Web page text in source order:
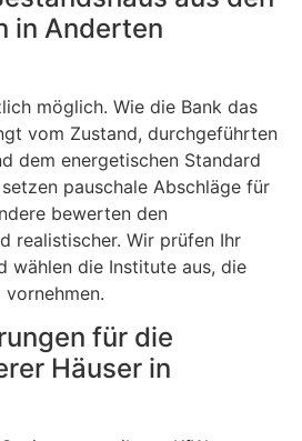
in Anderten
möglich. Wie die Bank das
vom Zustand, durchgeführten
dem energetischen Standard
pauschale Abschläge für
bewerten den
realistischer. Wir prüfen Ihr
wählen die Institute aus, die
für die
Häuser in